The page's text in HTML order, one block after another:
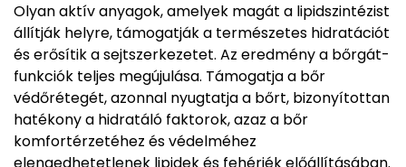
Olyan aktív anyagok, amelyek magát a lipidszintézist
állítják helyre, támogatják a természetes hidratációt
és erősítik a sejtszerkezetet. Az eredmény a bőrgát-
funkciók teljes megújulása. Támogatja a bőr
védőrétegét, azonnal nyugtatja a bőrt, bizonyítottan
hatékony a hidratáló faktorok, azaz a bőr
komfortérzetéhez és védelméhez